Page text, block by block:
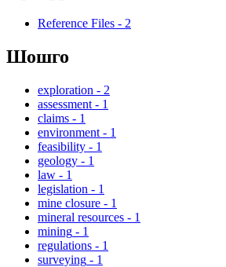
Reference Files - 2
Шошго
exploration - 2
assessment - 1
claims - 1
environment - 1
feasibility - 1
geology - 1
law - 1
legislation - 1
mine closure - 1
mineral resources - 1
mining - 1
regulations - 1
surveying - 1